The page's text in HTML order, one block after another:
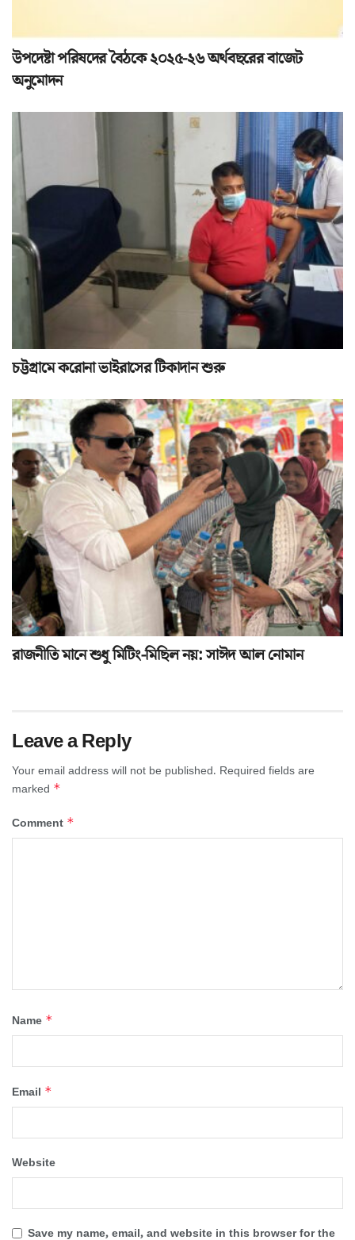
উপদেষ্টা পরিষদের বৈঠকে ২০২৫-২৬ অর্থবছরের বাজেট
অনুমোদন
চট্টগ্রামে করোনা ভাইরাসের টিকাদান শুরু
রাজনীতি মানে শুধু মিটিং-মিছিল নয়: সাঈদ আল নোমান
Leave a Reply
Your email address will not be published. Required fields are
marked *
Comment *
Name *
Email *
Website
Save my name, email, and website in this browser for the